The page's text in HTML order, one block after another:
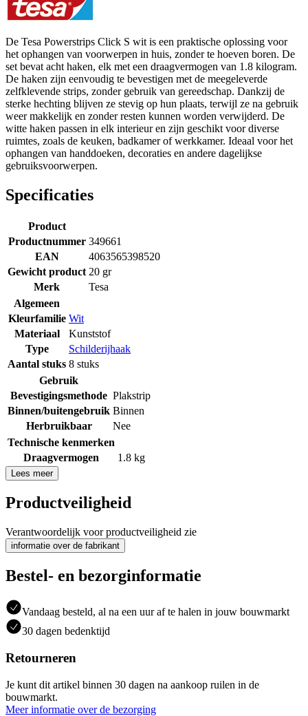
De Tesa Powerstrips Click S wit is een praktische oplossing voor
het ophangen van voorwerpen in huis, zonder te hoeven boren. De
set bevat acht haken, elk met een draagvermogen van 1.8 kilogram.
De haken zijn eenvoudig te bevestigen met de meegeleverde
zelfklevende strips, zonder gebruik van gereedschap. Dankzij de
sterke hechting blijven ze stevig op hun plaats, terwijl ze na gebruik
weer makkelijk en zonder resten kunnen worden verwijderd. De
witte haken passen in elk interieur en zijn geschikt voor diverse
ruimtes, zoals de keuken, badkamer of werkkamer. Ideaal voor het
ophangen van handdoeken, decoraties en andere dagelijkse
gebruiksvoorwerpen.
Specificaties
Product
Productnummer 349661
EAN
4063565398520
Gewicht product 20 gr
Merk
Tesa
Algemeen
Kleurfamilie Wit
Materiaal
Kunststof
Type
Schilderijhaak
Aantal stuks 8 stuks
Gebruik
Bevestigingsmethode Plakstrip
Binnen/buitengebruik Binnen
Herbruikbaar
Nee
Technische kenmerken
Draagvermogen
1.8 kg
Lees meer
Productveiligheid
Verantwoordelijk voor productveiligheid zie
informatie over de fabrikant
Bestel- en bezorginformatie
Vandaag besteld, al na een uur af te halen in jouw bouwmarkt
30 dagen bedenktijd
Retourneren
Je kunt dit artikel binnen 30 dagen na aankoop ruilen in de
bouwmarkt.
Meer informatie over de bezorging